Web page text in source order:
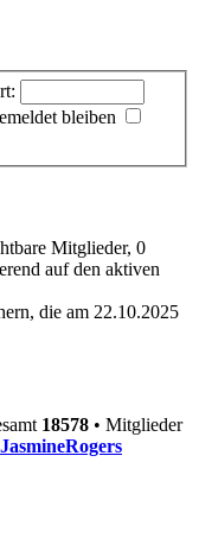
bleiben
Mitglieder, 0
auf den aktiven
die am 22.10.2025
18578 • Mitglieder
JasmineRogers